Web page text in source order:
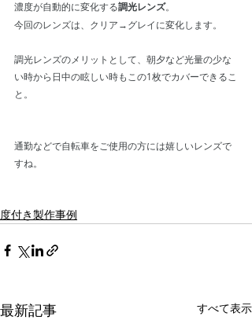
濃度が自動的に変化する調光レンズ。
今回のレンズは、クリア→グレイに変化します。
調光レンズのメリットとして、朝夕など光量の少な
い時から日中の眩しい時もこの1枚でカバーできるこ
と。
通勤などで自転車をご使用の方には嬉しいレンズで
すね。
度付き製作事例
最新記事 すべて表示